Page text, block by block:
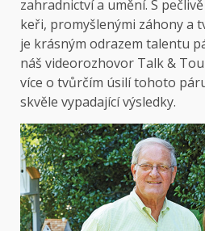
zahradnictví a umění. S
keři, promyšlenými záhony a
je krásným odrazem talentu
náš videorozhovor Talk &
více o tvůrčím úsilí tohoto
skvěle vypadající výsledky.